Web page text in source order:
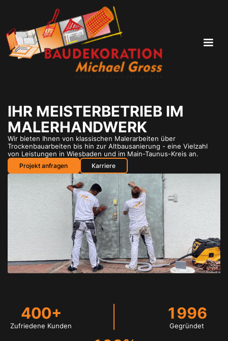
IHR MEISTERBETRIEB IM
MALERHANDWERK
Wir bieten Ihnen von klassischen Malerarbeiten über
Trockenbauarbeiten bis hin zur Altbausanierung - eine Vielzahl
von Leistungen in Wiesbaden und im Main-Taunus-Kreis an.
Projekt anfragen Karriere
400+
Zufriedene Kunden
1996
Gegründet